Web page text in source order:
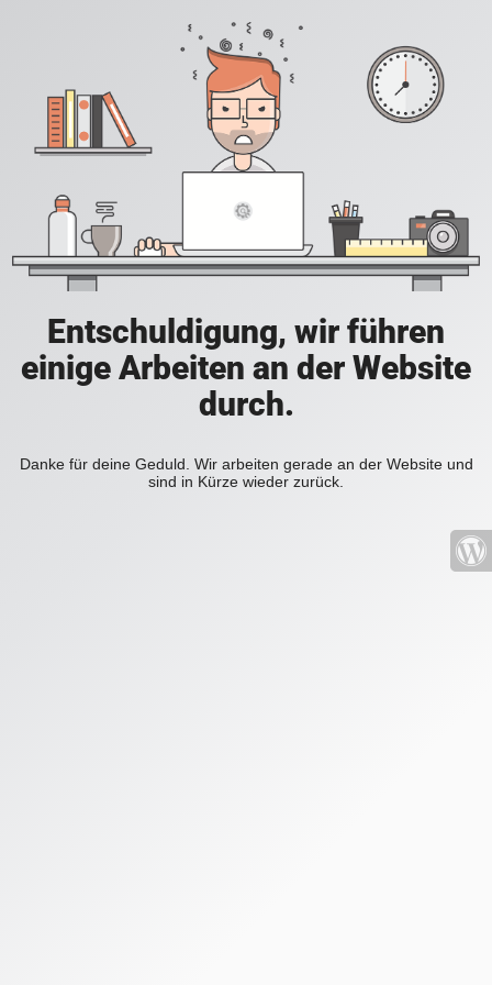
Entschuldigung, wir führen
einige Arbeiten an der Website
durch.
Danke für deine Geduld. Wir arbeiten gerade an der Website und
sind in Kürze wieder zurück.